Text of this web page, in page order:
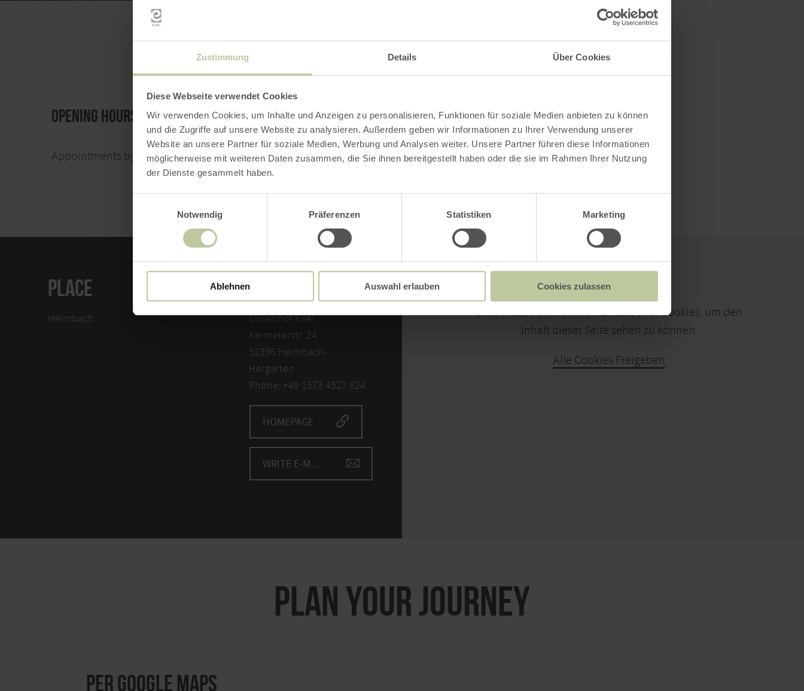
Zustimmung Details Über Cookies
Diese Webseite verwendet Cookies
Wir verwenden Cookies, um Inhalte und Anzeigen zu personalisieren, Funktionen für soziale Medien anbieten zu können
und die Zugriffe auf unsere Website zu analysieren. Außerdem geben wir Informationen zu Ihrer Verwendung unserer
Website an unsere Partner für soziale Medien, Werbung und Analysen weiter. Unsere Partner führen diese Informationen
möglicherweise mit weiteren Daten zusammen, die Sie ihnen bereitgestellt haben oder die sie im Rahmen Ihrer Nutzung
der Dienste gesammelt haben.
Notwendig
Präferenzen Statistiken Marketing
Ablehnen Auswahl erlauben Cookies zulassen
At a glance
Opening hours
Appointments by arrangement
PLACE
Heimbach
CONTACT
Luisenhof Eifel
Kermeterstr. 24
52396 Heimbach-
Hergarten
Phone: +49 1573 4527 624
HOMEPAGE
WRITE E-MAIL
Bitte akzeptieren Sie den Einsatz aller Cookies, um den
Inhalt dieser Seite sehen zu können.
Alle Cookies Freigeben
PLAN YOUR JOURNEY
per Google Maps